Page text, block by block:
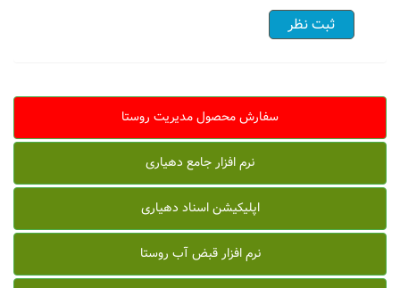
سفارش محصول مدیریت روستا
نرم افزار جامع دهیاری
اپلیکیشن اسناد دهیاری
نرم افزار قبض آب روستا